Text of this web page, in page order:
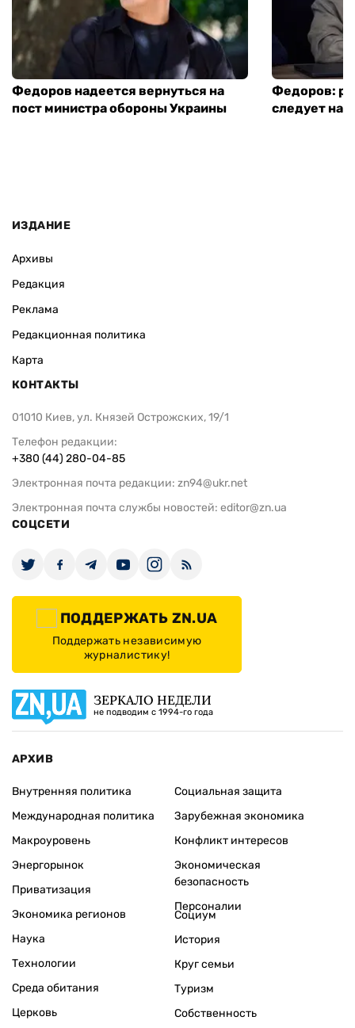
Федоров надеется вернуться на
пост министра обороны Украины
Федоров:
следует
ИЗДАНИЕ
Архивы
Редакция
Реклама
Редакционная политика
Карта
КОНТАКТЫ
01010 Киев, ул. Князей Острожских, 19/1
Телефон редакции:
+380 (44) 280-04-85
Электронная почта редакции: zn94@ukr.net
Электронная почта службы новостей: editor@zn.ua
СОЦСЕТИ
ПОДДЕРЖАТЬ ZN.UA
Поддержать независимую
журналистику!
ЗЕРКАЛО НЕДЕЛИ
не подводим с 1994-го года
АРХИВ
Внутренняя политика
Международная политика
Макроуровень
Энергорынок
Приватизация
Экономика регионов
Социальная защита
Зарубежная экономика
Конфликт интересов
Экономическая
безопасность
Персоналии
Наука
Технологии
Среда обитания
Церковь
Социум
История
Круг семьи
Туризм
Собственность